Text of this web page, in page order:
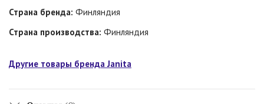
Страна бренда: Финляндия
Страна производства: Финляндия
Другие товары бренда Janita